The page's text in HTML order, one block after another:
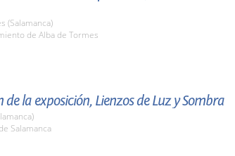
(Salamanca)
de Alba de Tormes
la exposición, Lienzos de Luz y Sombra
Salamanca